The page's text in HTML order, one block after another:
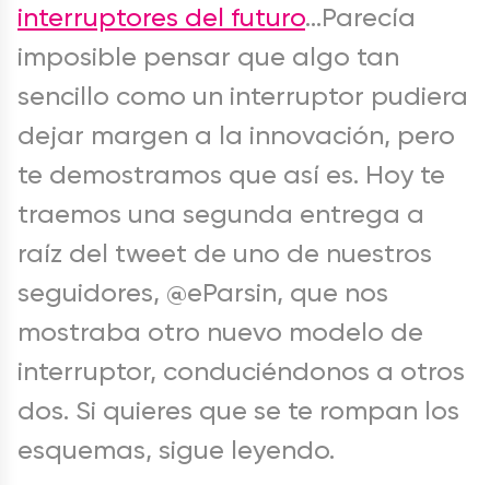
interruptores del futuro…Parecía
imposible pensar que algo tan
sencillo como un interruptor pudiera
dejar margen a la innovación, pero
te demostramos que así es. Hoy te
traemos una segunda entrega a
raíz del tweet de uno de nuestros
seguidores, @eParsin, que nos
mostraba otro nuevo modelo de
interruptor, conduciéndonos a otros
dos. Si quieres que se te rompan los
esquemas, sigue leyendo.